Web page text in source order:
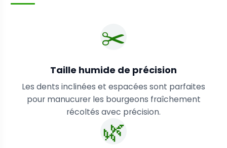
✂️
Taille humide de précision
Les dents inclinées et espacées sont parfaites
pour manucurer les bourgeons fraîchement
récoltés avec précision.
🌿